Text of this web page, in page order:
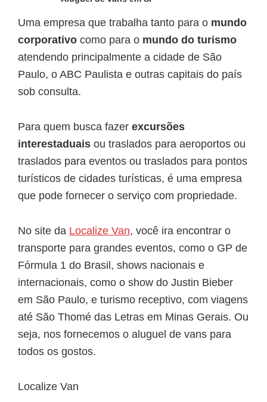
Uma empresa que trabalha tanto para o mundo
corporativo como para o mundo do turismo
atendendo principalmente a cidade de São
Paulo, o ABC Paulista e outras capitais do país
sob consulta.
Para quem busca fazer excursões
interestaduais ou traslados para aeroportos ou
traslados para eventos ou traslados para pontos
turísticos de cidades turísticas, é uma empresa
que pode fornecer o serviço com propriedade.
No site da Localize Van, você ira encontrar o
transporte para grandes eventos, como o GP de
Fórmula 1 do Brasil, shows nacionais e
internacionais, como o show do Justin Bieber
em São Paulo, e turismo receptivo, com viagens
até São Thomé das Letras em Minas Gerais. Ou
seja, nos fornecemos o aluguel de vans para
todos os gostos.
Localize Van